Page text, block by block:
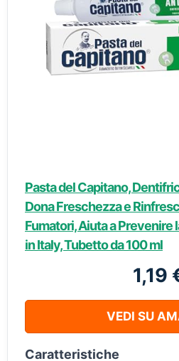
Pasta del Capitano,
Dona Freschezza e
Fumatori, Aiuta a Prevenire
in Italy, Tubetto da 100 ml
1,19
VEDI SU
Caratteristiche